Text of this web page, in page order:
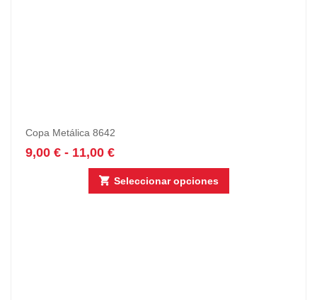
Copa Metálica 8642
9,00 € - 11,00 €
Seleccionar opciones